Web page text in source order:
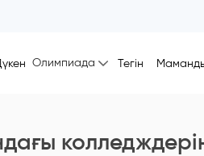
Олимпиада Тегін